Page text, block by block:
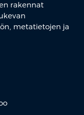
rakennat
metatietojen ja